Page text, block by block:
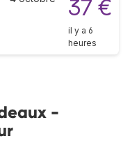
37 €
il y a 6
heures
-